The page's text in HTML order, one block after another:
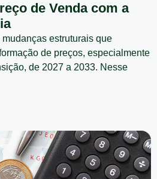
de Venda com a
estruturais que
de preços, especialmente
de 2027 a 2033. Nesse